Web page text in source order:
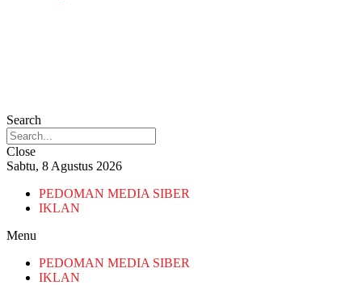
Search
Close
Sabtu, 8 Agustus 2026
PEDOMAN MEDIA SIBER
IKLAN
Menu
PEDOMAN MEDIA SIBER
IKLAN